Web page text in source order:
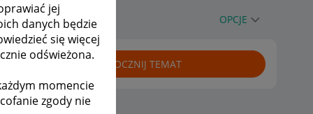
jej
danych będzie
się więcej
odświeżona.
momencie
zgody nie
OPCJE
ROZPOCZNIJ TEMAT